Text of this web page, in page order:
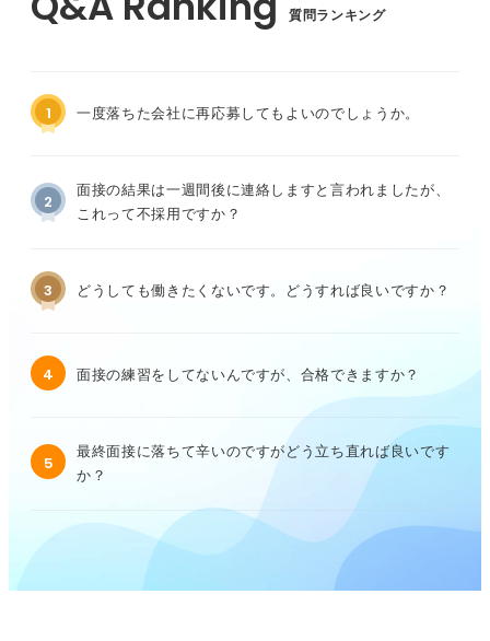
質問ランキング
1 一度落ちた会社に再応募してもよいのでしょうか。
2
面接の結果は一週間後に連絡しますと言われましたが、
これって不採用ですか？
3 どうしても働きたくないです。どうすれば良いですか？
4 面接の練習をしてないんですが、合格できますか？
5
最終面接に落ちて辛いのですがどう立ち直れば良いです
か？